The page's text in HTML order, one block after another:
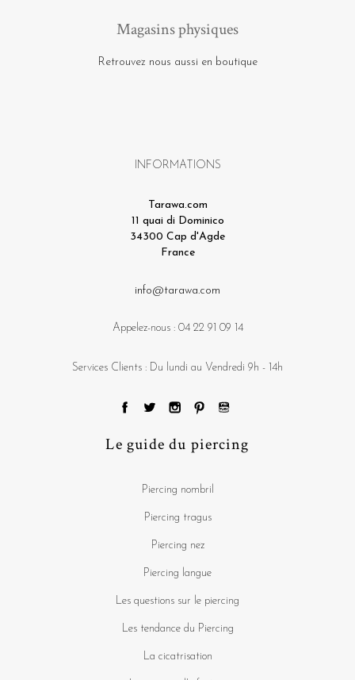
Magasins physiques
Retrouvez nous aussi en boutique
INFORMATIONS
Tarawa.com
11 quai di Dominico
34300 Cap d'Agde
France
info@tarawa.com
Appelez-nous : 04 22 91 09 14
Services Clients : Du lundi au Vendredi 9h - 14h
Le guide du piercing
Piercing nombril
Piercing tragus
Piercing nez
Piercing langue
Les questions sur le piercing
Les tendance du Piercing
La cicatrisation